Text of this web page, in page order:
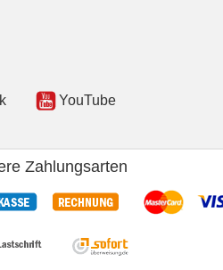
YouTube
Zahlungsarten